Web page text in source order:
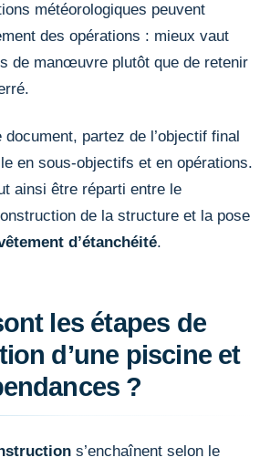
météorologiques peuvent
des opérations : mieux vaut
de manœuvre plutôt que de retenir
partez de l’objectif final
en sous-objectifs et en opérations.
ainsi être réparti entre le
de la structure et la pose
d’étanchéité.
les étapes de
d’une piscine et
?
s’enchaînent selon le